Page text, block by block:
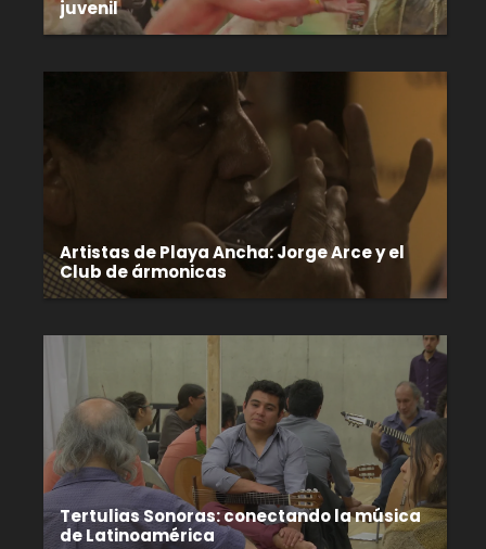
juvenil
Artistas de Playa Ancha: Jorge Arce y el
Club de ármonicas
Tertulias Sonoras: conectando la música
de Latinoamérica